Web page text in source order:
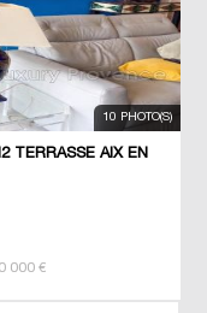
10 PHOTO(S)
TERRASSE AIX EN
000 €